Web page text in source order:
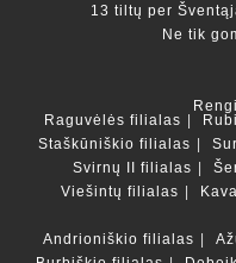
13 tiltų per
Ne tik
Raguvėlės filialas
Staškūniškio filialas
Svirnų II filialas
Viešintų filialas
Andrioniškio filialas